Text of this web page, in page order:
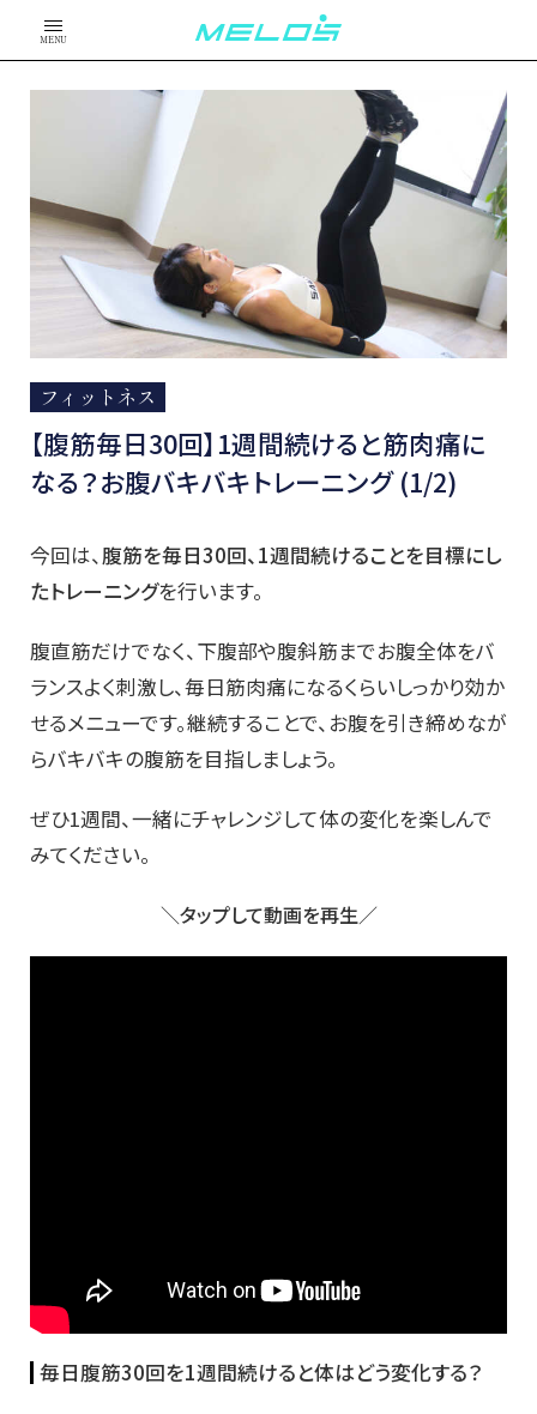
MENU
フィットネス
【腹筋毎日30回】1週間続けると筋肉痛に
なる？お腹バキバキトレーニング (1/2)
今回は、腹筋を毎日30回、1週間続けることを目標にし
たトレーニングを行います。
腹直筋だけでなく、下腹部や腹斜筋までお腹全体をバ
ランスよく刺激し、毎日筋肉痛になるくらいしっかり効か
せるメニューです。継続することで、お腹を引き締めなが
らバキバキの腹筋を目指しましょう。
ぜひ1週間、一緒にチャレンジして体の変化を楽しんで
みてください。
＼タップして動画を再生／
毎日腹筋30回を1週間続けると体はどう変化する？